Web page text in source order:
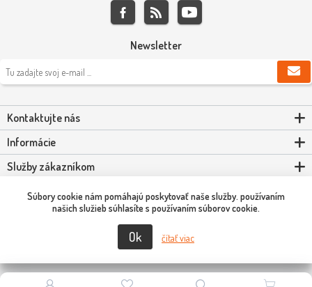
Newsletter
Kontaktujte nás
Informácie
Služby zákazníkom
Môj účet
Copyright © 2026 Scooter-Tuning SK. Všetky práva vyhradené.
Súbory cookie nám pomáhajú poskytovať naše služby. používaním
našich služieb súhlasíte s používaním súborov cookie.
Ok čítať viac